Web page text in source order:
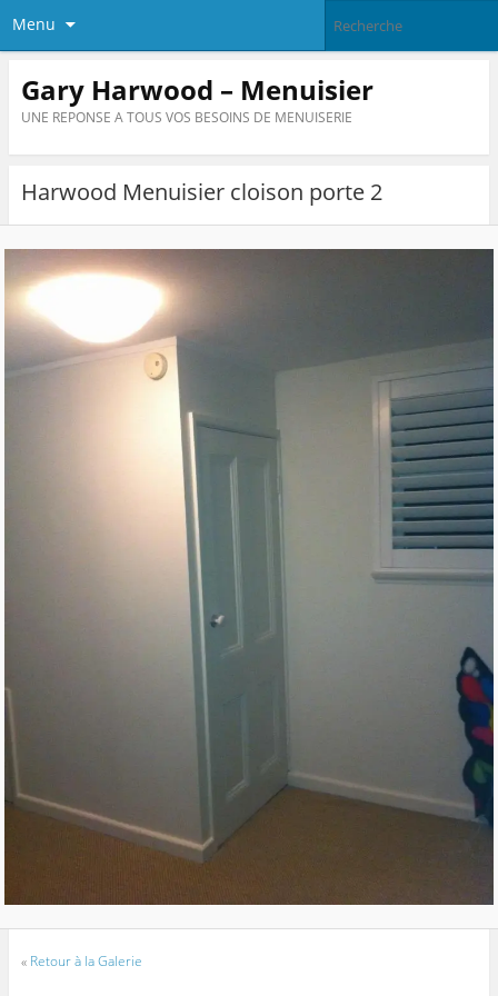
Menu
Gary Harwood – Menuisier
UNE REPONSE A TOUS VOS BESOINS DE MENUISERIE
Harwood Menuisier cloison porte 2
« Retour à la Galerie